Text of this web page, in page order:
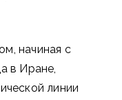
начиная с
в Иране,
линии